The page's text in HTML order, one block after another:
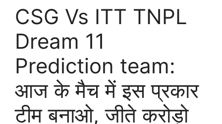
CSG Vs ITT TNPL
Dream 11
Prediction team:
आज के मैच में इस प्रकार
टीम बनाओ, जीते करोड़ो